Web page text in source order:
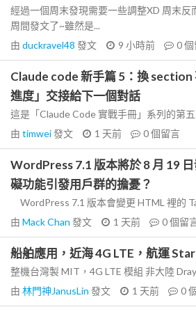
經過一個周末發現需要一些調整XD 周末反
周間發文了~雖然是...
由 duckravel48 發文 9 小時前 0個
Claude code 新手篇 5：換
進度」交接給下一個對話
這是「Claude Code 實戰手冊」系列的第
由 timwei發文 1 天前 0個留言
WordPress 7.1 版本將於 8 月 19
礙功能引發用戶群的擔憂？
WordPress 7.1 版本會變更 HTML 裡的
由 Mack Chan 發文 1 天前 0個留
船舶應用，近海 4G LTE，航運
整機台灣製 MIT，4G LTE 模組 非大陸
由 林門神JanusLin 發文 1 天前 0